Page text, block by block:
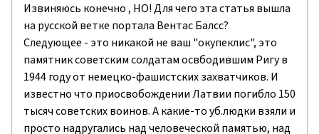
Извиняюсь конечно , НО! Для чего эта статья вышла
на русской ветке портала Вентас Балсс?
Следующее - это никакой не ваш "окупеклис", это
памятник советским солдатам освбодившим Ригу в
1944 году от немецко-фашистских захватчиков. И
известно что приосвобождении Латвии погибло 150
тысяч советских воинов. А какие-то уб.людки взяли и
просто надругались над человеческой памятью, над